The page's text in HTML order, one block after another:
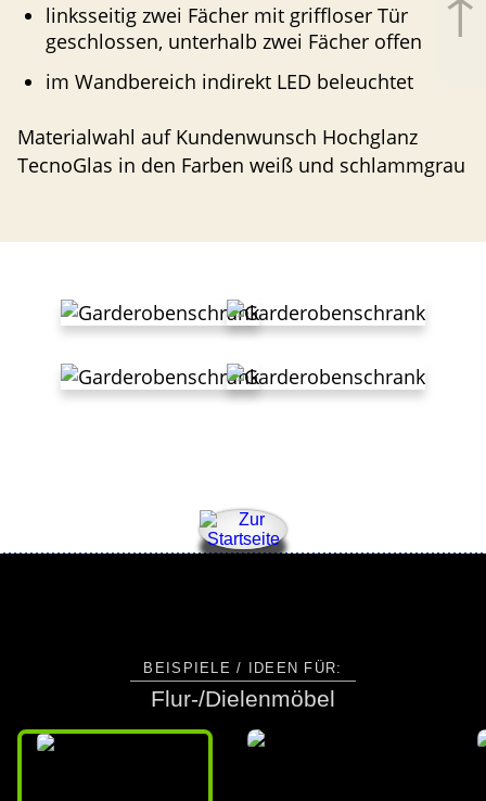
linksseitig zwei Fächer mit griffloser Tür
geschlossen, unterhalb zwei Fächer offen
im Wandbereich indirekt LED beleuchtet
Materi­alwahl auf Kunden­wunsch Hochglanz
TecnoGlas in den Farben weiß und schlammgrau
BEISPIELE / IDEEN FÜR:
Flur-/Dielenmöbel